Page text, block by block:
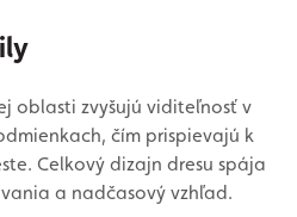
oblasti zvyšujú viditeľnosť v
čím prispievajú k
Celkový dizajn dresu spája
a nadčasový vzhľad.